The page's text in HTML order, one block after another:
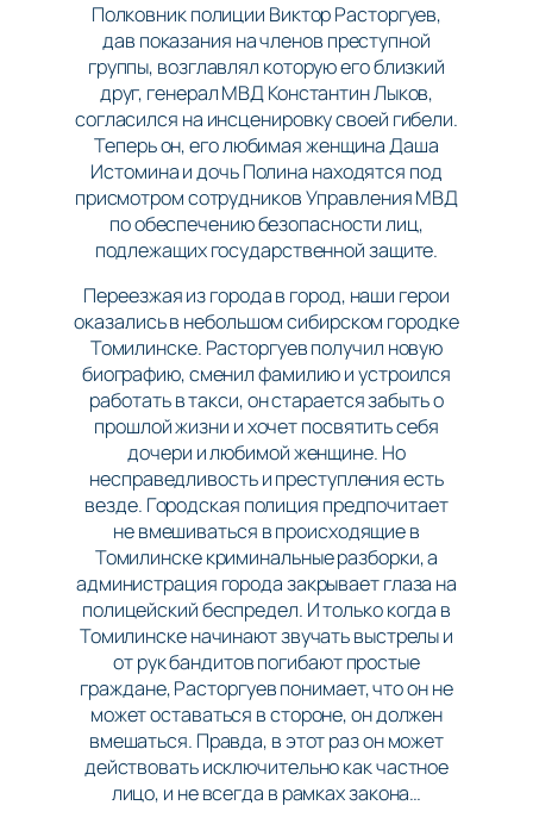
Полковник полиции Виктор Расторгуев,
дав показания на членов преступной
группы, возглавлял которую его близкий
друг, генерал МВД Константин Лыков,
согласился на инсценировку своей гибели.
Теперь он, его любимая женщина Даша
Истомина и дочь Полина находятся под
присмотром сотрудников Управления МВД
по обеспечению безопасности лиц,
подлежащих государственной защите.
Переезжая из города в город, наши герои
оказались в небольшом сибирском городке
Томилинске. Расторгуев получил новую
биографию, сменил фамилию и устроился
работать в такси, он старается забыть о
прошлой жизни и хочет посвятить себя
дочери и любимой женщине. Но
несправедливость и преступления есть
везде. Городская полиция предпочитает
не вмешиваться в происходящие в
Томилинске криминальные разборки, а
администрация города закрывает глаза на
полицейский беспредел. И только когда в
Томилинске начинают звучать выстрелы и
от рук бандитов погибают простые
граждане, Расторгуев понимает, что он не
может оставаться в стороне, он должен
вмешаться. Правда, в этот раз он может
действовать исключительно как частное
лицо, и не всегда в рамках закона…